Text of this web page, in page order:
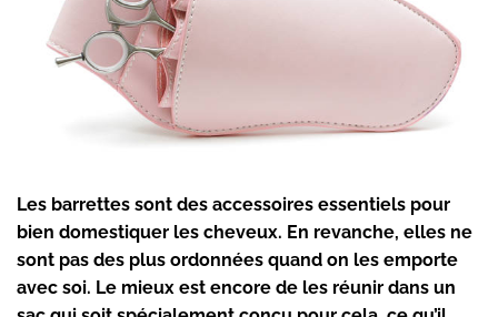
Les barrettes sont des accessoires essentiels pour
bien domestiquer les cheveux. En revanche, elles ne
sont pas des plus ordonnées quand on les emporte
avec soi. Le mieux est encore de les réunir dans un